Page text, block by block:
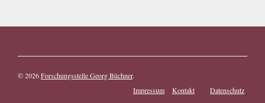
© 2026Forschungsstelle Georg Büchner.
Impressum
Kontakt Datenschutz